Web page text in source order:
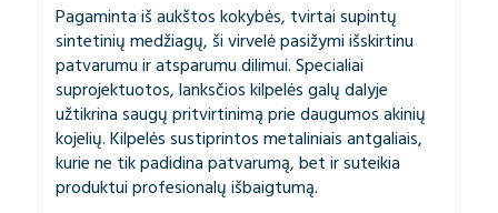
Pagaminta iš aukštos kokybės, tvirtai supintų
sintetinių medžiagų, ši virvelė pasižymi išskirtinu
patvarumu ir atsparumu dilimui. Specialiai
suprojektuotos, lanksčios kilpelės galų dalyje
užtikrina saugų pritvirtinimą prie daugumos akinių
kojelių. Kilpelės sustiprintos metaliniais antgaliais,
kurie ne tik padidina patvarumą, bet ir suteikia
produktui profesionalų išbaigtumą.